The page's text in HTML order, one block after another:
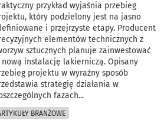
przykład wyjaśnia przebieg
który podzielony jest na jasno
i przejrzyste etapy. Producent
elementów technicznych z
sztucznych planuje zainwestować
nową instalację lakierniczą. Opisany
projektu w wyraźny sposób
strategię działania w
fazach...
BRANŻOWE